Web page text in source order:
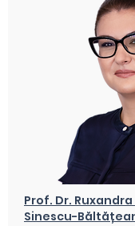
Prof. Dr. Ruxandra
Sinescu-